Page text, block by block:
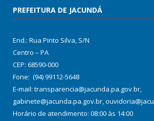
PREFEITURA DE JACUNDÁ
End.: Rua Pinto Silva, S/N
Centro – PA
CEP: 68590-000
Fone: (94) 99112-5648
E-mail: transparencia@jacunda.pa.gov.br,
gabinete@jacunda.pa.gov.br,
Horário de atendimento: 08:00 às 14:00